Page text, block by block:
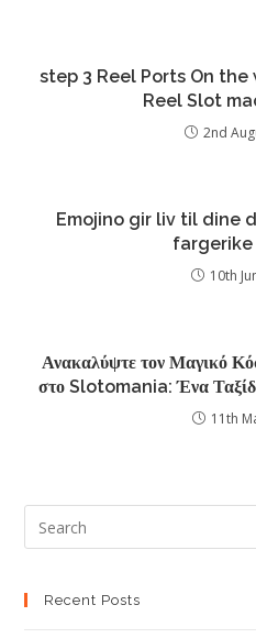
step 3 Reel Ports On the
Reel Slot
2nd
Emojino gir liv til dine
10th
Ανακαλύψτε τον Μαγικό
στο Slotomania: Ένα
11th
Recent Posts